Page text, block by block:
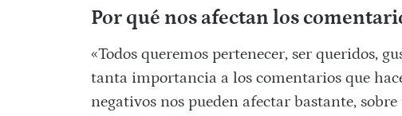
Por qué nos afectan los
«Todos queremos pertenecer, ser queridos,
tanta importancia a los comentarios que
negativos nos pueden afectar bastante,